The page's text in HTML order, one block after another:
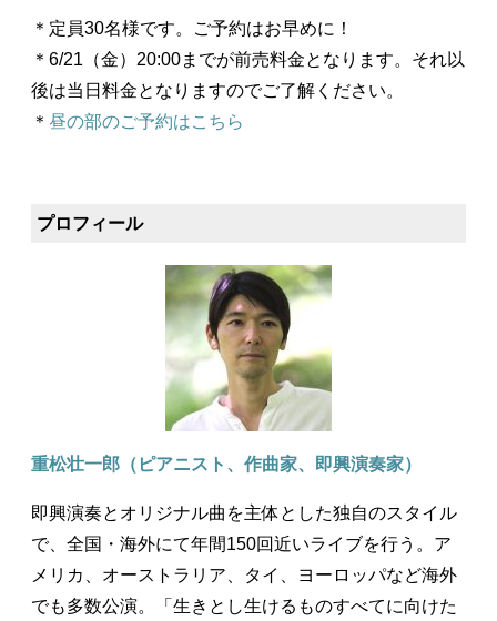
＊定員30名様です。ご予約はお早めに！
＊6/21（金）20:00までが前売料金となります。それ以
後は当日料金となりますのでご了解ください。
＊ 昼の部のご予約はこちら
プロフィール
重松壮一郎（ピアニスト、作曲家、即興演奏家）
即興演奏とオリジナル曲を主体とした独自のスタイル
で、全国・海外にて年間150回近いライブを行う。ア
メリカ、オーストラリア、タイ、ヨーロッパなど海外
でも多数公演。「生きとし生けるものすべてに向けた